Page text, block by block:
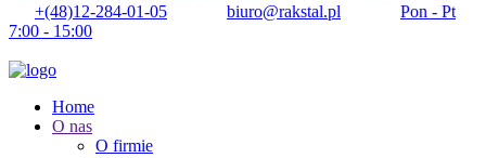
+(48)12-284-01-05
biuro@rakstal.pl
Pon - Pt
7:00 - 15:00
Home
O nas
O firmie